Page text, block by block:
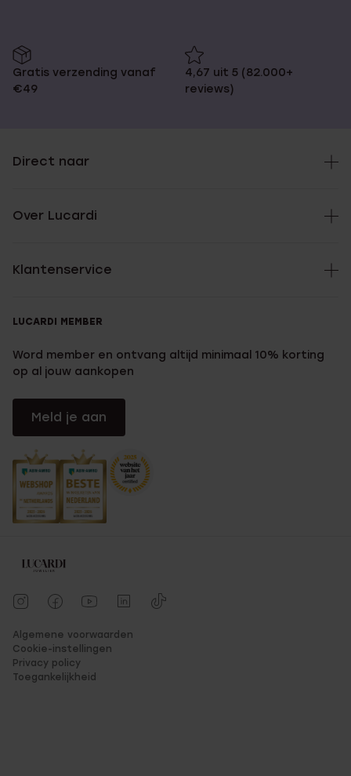
Gratis verzending vanaf
€49
4,67 uit 5 (82.000+
reviews)
Direct naar
Over Lucardi
Klantenservice
LUCARDI MEMBER
Word member en ontvang altijd minimaal 10% korting
op al jouw aankopen
Meld je aan
Algemene voorwaarden
Cookie-instellingen
Privacy policy
Toegankelijkheid